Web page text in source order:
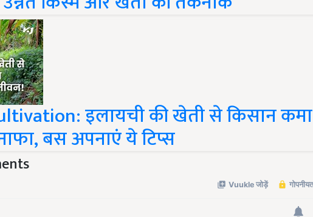
इलायची की खेती से किसान कमा
बस अपनाएं ये टिप्स